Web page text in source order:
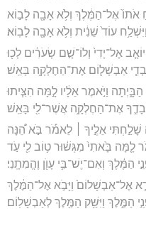
אֹתוֹ֙ אֶל־הַמֶּ֔לֶךְ וְלֹ֥א אָבָ֖ה לָב֣וֹא
עוֹד֙ שֵׁנִ֔ית וְלֹ֥א אָבָ֖ה לָבֽוֹא׃
אֶל־יָדִי֙ וְלוֹ־שָׁ֣ם שְׂעֹרִ֔ים לְכ֖וּ
אַבְשָׁל֛וֹם אֶת־הַחֶלְקָ֖ה בָּאֵֽשׁ׃
הַבָּ֑יְתָה וַיֹּ֣אמֶר אֵלָ֔יו לָ֣מָּה הִצִּ֧יתוּ
אֶת־הַחֶלְקָ֥ה אֲשֶׁר־לִ֖י בָּאֵֽשׁ׃
שָׁלַ֣חְתִּי אֵלֶ֣יךָ ׀ לֵאמֹ֡ר בֹּ֣א הֵ֠נָּה
לָ֤מָּה בָּ֙אתִי֙ מִגְּשׁ֔וּר ט֥וֹב לִ֖י עֹ֣ד
וְאִם־יֶשׁ־בִּ֥י עָוֺ֖ן וֶהֱמִתָֽנִי׃
אֶל־אַבְשָׁלוֹם֙ וַיָּבֹ֣א אֶל־הַמֶּ֔לֶךְ
הַמֶּ֑לֶךְ וַיִּשַּׁ֥ק הַמֶּ֖לֶךְ לְאַבְשָׁלֽוֹם׃